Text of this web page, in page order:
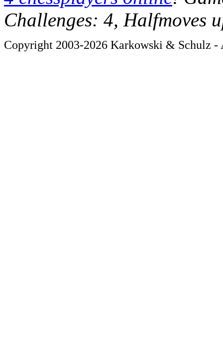
Challenges: 4, Halfmoves
Copyright 2003-2026 Karkowski & Schulz